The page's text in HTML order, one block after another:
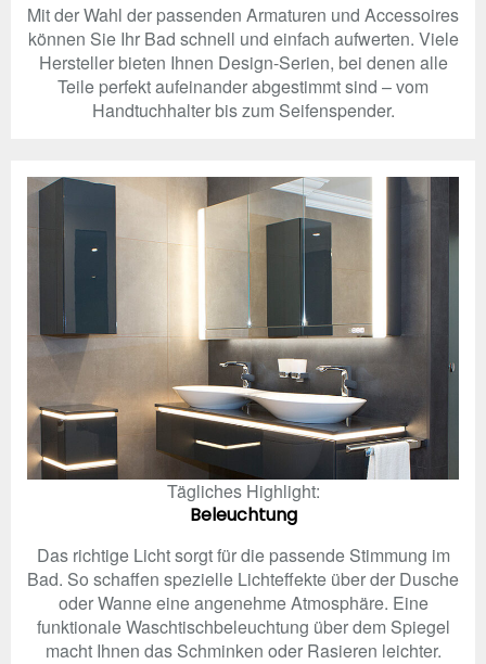
Mit der Wahl der passenden Armaturen und Accessoires
können Sie Ihr Bad schnell und einfach aufwerten. Viele
Hersteller bieten Ihnen Design-Serien, bei denen alle
Teile perfekt aufeinander abgestimmt sind – vom
Handtuchhalter bis zum Seifenspender.
Tägliches Highlight:
Beleuchtung
Das richtige Licht sorgt für die passende Stimmung im
Bad. So schaffen spezielle Lichteffekte über der Dusche
oder Wanne eine angenehme Atmosphäre. Eine
funktionale Waschtischbeleuchtung über dem Spiegel
macht Ihnen das Schminken oder Rasieren leichter.